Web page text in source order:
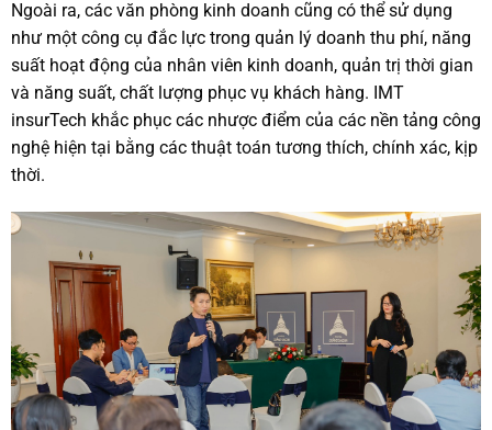
Ngoài ra, các văn phòng kinh doanh cũng có thể sử dụng
như một công cụ đắc lực trong quản lý doanh thu phí, năng
suất hoạt động của nhân viên kinh doanh, quản trị thời gian
và năng suất, chất lượng phục vụ khách hàng. IMT
insurTech khắc phục các nhược điểm của các nền tảng công
nghệ hiện tại bằng các thuật toán tương thích, chính xác, kịp
thời.